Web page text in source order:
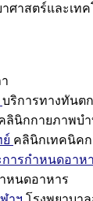
ศาสตร์และเทค
บริการทางทันต
ลินิกกายภาพบ
คลินิกเทคนิค
ารกำหนดอาห
หนดอาหาร